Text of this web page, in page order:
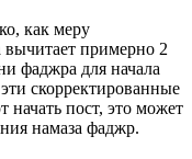
как меру
вычитает примерно 2
фаджра для начала
скорректированные
начать пост, это может
намаза фаджр.